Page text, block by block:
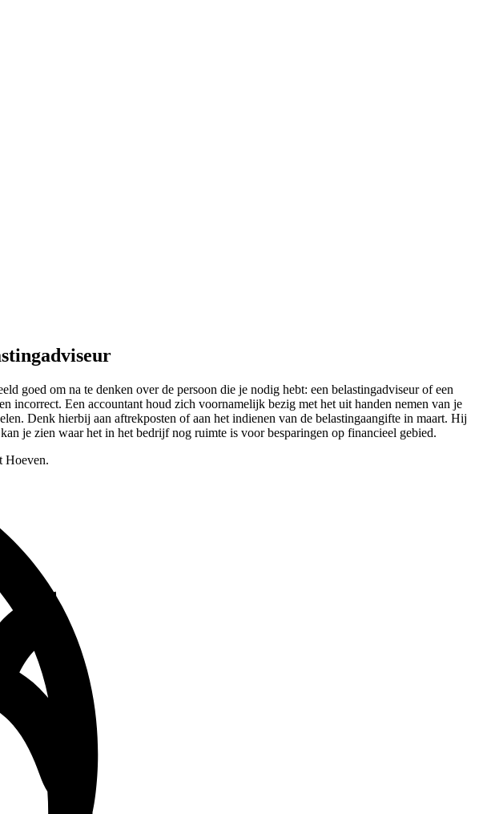
goed om na te denken over de persoon die je nodig hebt: een belastingadviseur of een
incorrect. Een accountant houd zich voornamelijk bezig met het uit handen nemen van je
Denk hierbij aan aftrekposten of aan het indienen van de belastingaangifte in maart. Hij
je zien waar het in het bedrijf nog ruimte is voor besparingen op financieel gebied.
Hoeven.